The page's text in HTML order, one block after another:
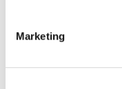
Marketing